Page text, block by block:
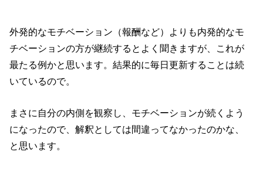
外発的なモチベーション（報酬など）よりも内発的なモ
チベーションの方が継続するとよく聞きますが、これが
最たる例かと思います。結果的に毎日更新することは続
いているので。
まさに自分の内側を観察し、モチベーションが続くよう
になったので、解釈としては間違ってなかったのかな、
と思います。